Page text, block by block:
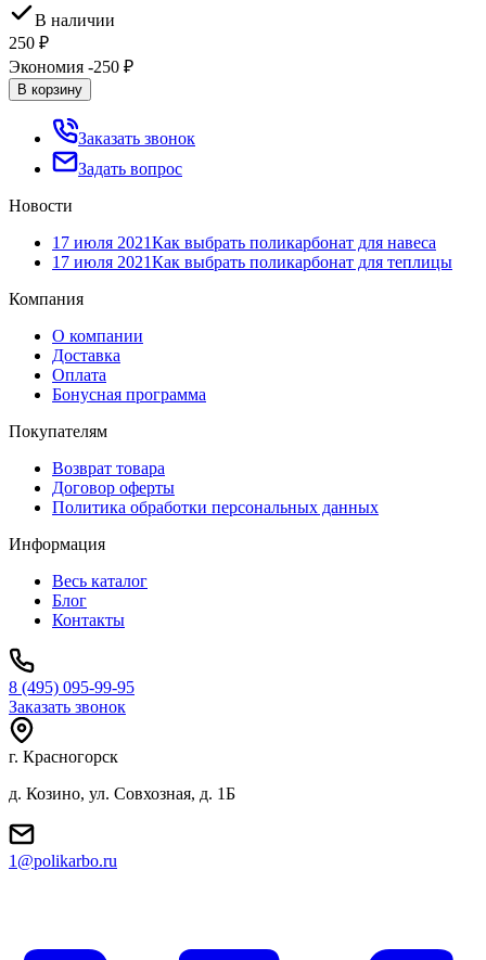
В наличии
250 ₽
Экономия -250 ₽
В корзину
Заказать звонок
Задать вопрос
Новости
17 июля 2021Как выбрать поликарбонат для навеса
17 июля 2021Как выбрать поликарбонат для теплицы
Компания
О компании
Доставка
Оплата
Бонусная программа
Покупателям
Возврат товара
Договор оферты
Политика обработки персональных данных
Информация
Весь каталог
Блог
Контакты
8 (495) 095-99-95
Заказать звонок
г. Красногорск
д. Козино, ул. Совхозная, д. 1Б
1@polikarbo.ru